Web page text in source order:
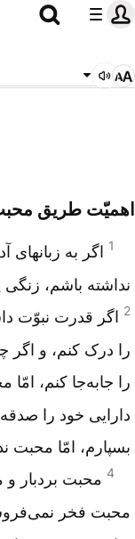
اهمیّت طریق
1 اگر به
نداشته باشم،
2 اگر قدرت نبوّت
را درک کنم، و اگر
را جا‌به‌جا کنم،
دارایی خود را
بسپارم، امّا محبت
4 محبت بردبار
محبت فخر